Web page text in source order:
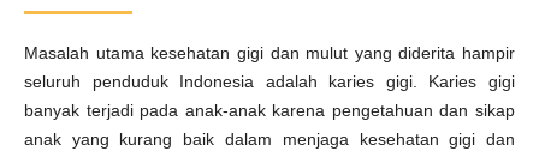
Masalah utama kesehatan gigi dan mulut yang diderita hampir
seluruh penduduk Indonesia adalah karies gigi. Karies gigi
banyak terjadi pada anak-anak karena pengetahuan dan sikap
anak yang kurang baik dalam menjaga kesehatan gigi dan